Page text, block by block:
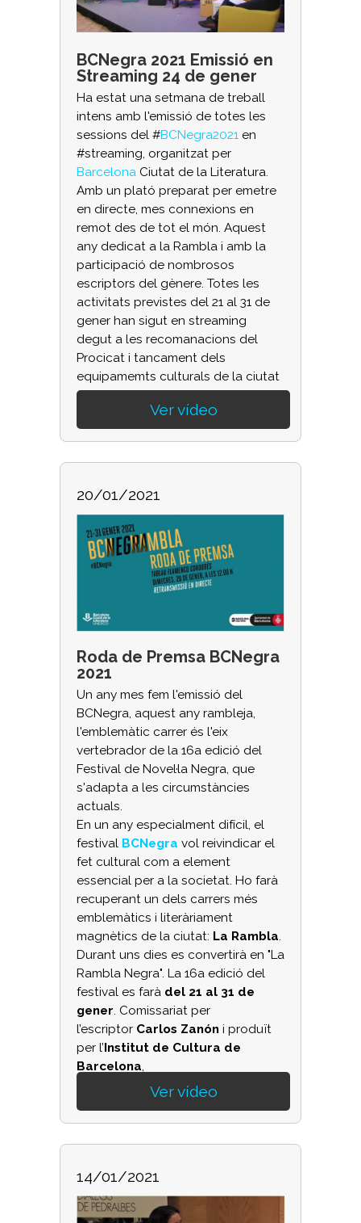
BCNegra 2021 Emissió en
Streaming 24 de gener
Ha estat una setmana de treball
intens amb l'emissió de totes les
sessions del #BCNegra2021 en
#streaming, organitzat per
Barcelona Ciutat de la Literatura.
Amb un plató preparat per emetre
en directe, mes connexions en
remot des de tot el món. Aquest
any dedicat a la Rambla i amb la
participació de nombrosos
escriptors del gènere. Totes les
activitats previstes del 21 al 31 de
gener han sigut en streaming
degut a les recomanacions del
Procicat i tancament dels
equipamemts culturals de la ciutat
Ver vídeo
20/01/2021
Roda de Premsa BCNegra
2021
Un any mes fem l'emissió del
BCNegra, aquest any rambleja,
l'emblemàtic carrer és l'eix
vertebrador de la 16a edició del
Festival de Novel·la Negra, que
s'adapta a les circumstàncies
actuals.
En un any especialment difícil, el
festival BCNegra vol reivindicar el
fet cultural com a element
essencial per a la societat. Ho farà
recuperant un dels carrers més
emblemàtics i literàriament
magnètics de la ciutat: La Rambla.
Durant uns dies es convertirà en "La
Rambla Negra". La 16a edició del
festival es farà del 21 al 31 de
gener. Comissariat per
l’escriptor Carlos Zanón i produït
per l’Institut de Cultura de
Barcelona,
Ver vídeo
14/01/2021